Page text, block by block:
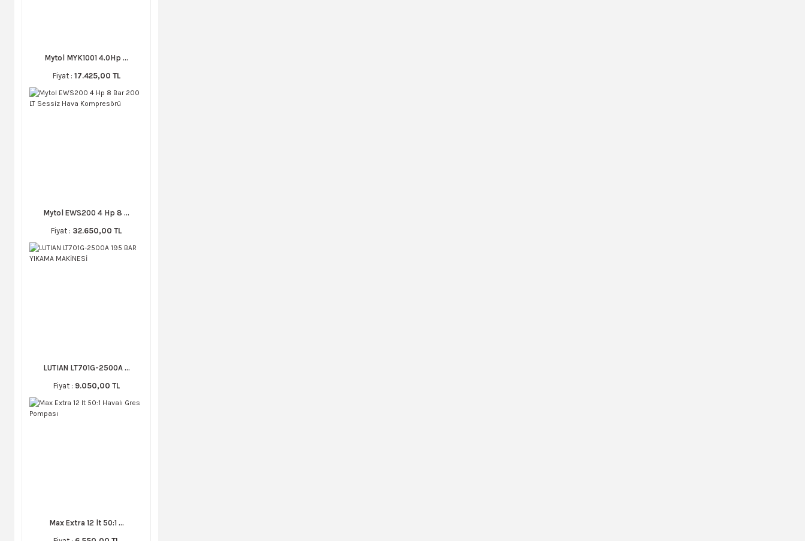
Mytol MYK1001 4.0Hp ...
Fiyat : 17.425,00 TL
Mytol EWS200 4 Hp 8 ...
Fiyat : 32.650,00 TL
LUTIAN LT701G-2500A ...
Fiyat : 9.050,00 TL
Max Extra 12 lt 50:1 ...